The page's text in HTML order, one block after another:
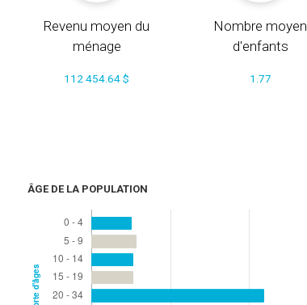
Revenu moyen du
ménage
112 454.64 $
Nombre moyen
d'enfants
1.77
ÂGE DE LA POPULATION